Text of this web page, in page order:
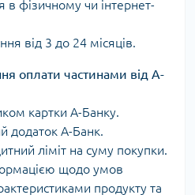
фізичному чи інтернет-
від 3 до 24 місяців.
оплати частинами від А-
картки А-Банку.
додаток А-Банк.
ліміт на суму покупки.
щодо умов
продукту та